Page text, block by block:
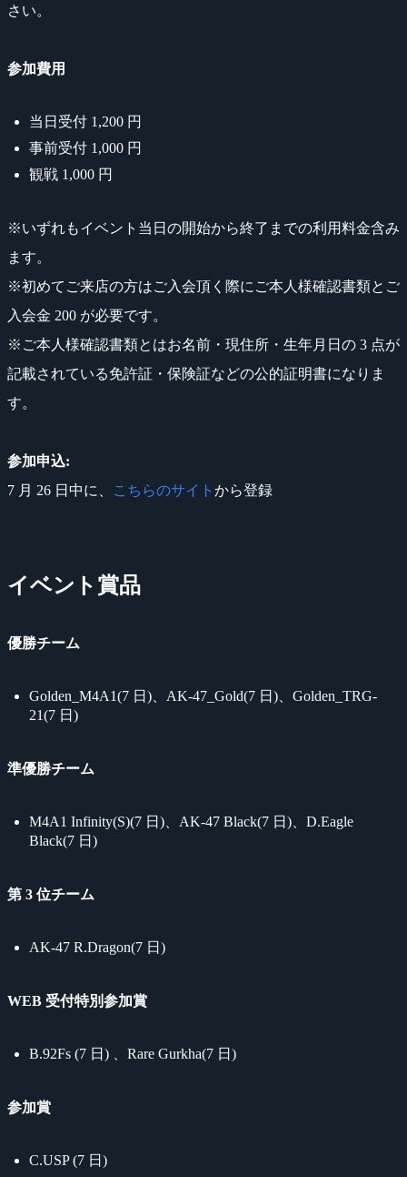
さい。
参加費用
当日受付 1,200 円
事前受付 1,000 円
観戦 1,000 円
※いずれもイベント当日の開始から終了までの利用料金含み
ます。
※初めてご来店の方はご入会頂く際にご本人様確認書類とご
入会金 200 が必要です。
※ご本人様確認書類とはお名前・現住所・生年月日の 3 点が
記載されている免許証・保険証などの公的証明書になりま
す。
参加申込:
7 月 26 日中に、
こちらのサイト から登録
イベント賞品
優勝チーム
Golden_M4A1(7 日)、AK-47_Gold(7 日)、Golden_TRG-
21(7 日)
準優勝チーム
M4A1 Infinity(S)(7 日)、AK-47 Black(7 日)、D.Eagle
Black(7 日)
第 3 位チーム
AK-47 R.Dragon(7 日)
WEB 受付特別参加賞
B.92Fs (7 日) 、Rare Gurkha(7 日)
参加賞
C.USP (7 日)